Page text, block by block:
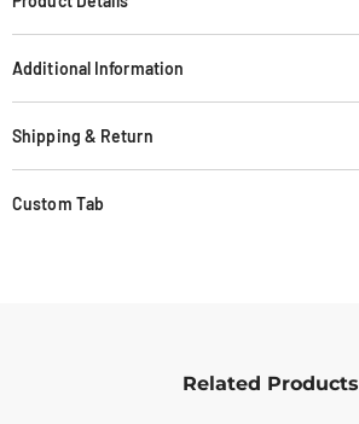
Additional Information
Shipping & Return
Custom Tab
Related Products